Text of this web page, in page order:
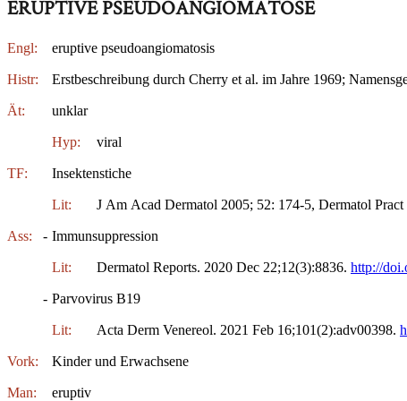
ERUPTIVE PSEUDOANGIOMATOSE
Engl: eruptive pseudoangiomatosis
Histr: Erstbeschreibung durch Cherry et al. im Jahre 1969;
Ät: unklar
Hyp: viral
TF: Insektenstiche
Lit: J Am Acad Dermatol 2005; 52: 174-5, Dermatol
Ass: - Immunsuppression
Lit: Dermatol Reports. 2020 Dec 22;12(3):8836. http://
- Parvovirus B19
Lit: Acta Derm Venereol. 2021 Feb 16;101(2):adv00398.
Vork: Kinder und Erwachsene
Man: eruptiv